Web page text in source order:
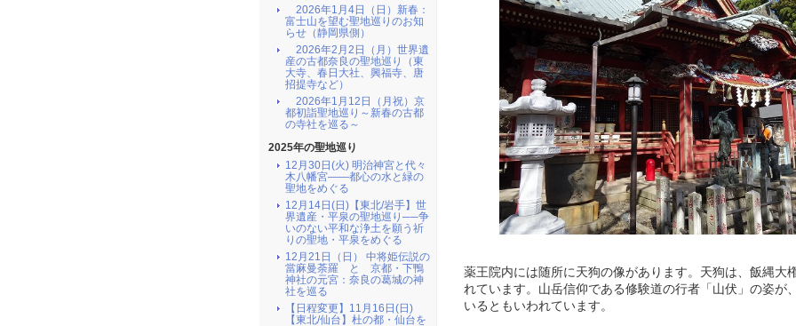
薬王院内には随所に天狗の像があります。天狗は、飯縄大
れています。山岳信仰である修験道の行者「山伏」の姿が
いるともいわれています。
2026年1月4日（日）新春：
富士山を望む聖地巡りのお知
らせ（静岡県側）
2026年2月2日（月）世界遺
産の古都奈良の聖地巡り（東
大寺、春日大社、興福寺、唐
招提寺など）
2026年1月12日（月祝）京
都初詣聖地巡り～新春の古都
の寺社を巡る～
2025年の聖地巡り
12月30日(火) 明治神宮と代々
木八幡宮――都心の水と緑の
聖地をめぐる
12月14日(日)【東北/岩手】世
界遺産・平泉の聖地巡り──争
いのない平和な浄土を願う祈
りの聖地・平泉をめぐる
12月21日（日） 中将姫伝説の
當麻曼荼羅 と 京都・下鴨
神社の元宮：奈良の葛城の神
社を巡る
【日程変更】11月16日(日)
【東北/仙台】杜の都・仙台を